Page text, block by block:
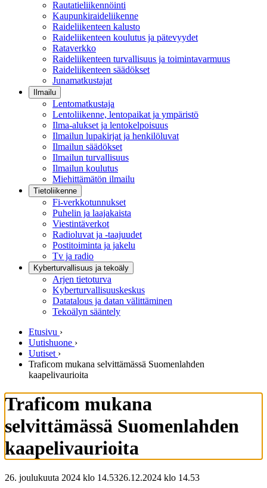
Rautatieliikennöinti
Kaupunkiraideliikenne
Raideliikenteen kalusto
Raideliikenteen koulutus ja pätevyydet
Rataverkko
Raideliikenteen turvallisuus ja toimintavarmuus
Raideliikenteen säädökset
Junamatkustajat
Ilmailu
Lentomatkustaja
Lentoliikenne, lentopaikat ja ympäristö
Ilma-alukset ja lentokelpoisuus
Ilmailun lupakirjat ja henkilöluvat
Ilmailun säädökset
Ilmailun turvallisuus
Ilmailun koulutus
Miehittämätön ilmailu
Tietoliikenne
Fi-verkkotunnukset
Puhelin ja laajakaista
Viestintäverkot
Radioluvat ja -taajuudet
Postitoiminta ja jakelu
Tv ja radio
Kyberturvallisuus ja tekoäly
Arjen tietoturva
Kyberturvallisuuskeskus
Datatalous ja datan välittäminen
Tekoälyn sääntely
Etusivu ›
Uutishuone ›
Uutiset ›
Traficom mukana selvittämässä Suomenlahden
kaapelivaurioita
Traficom mukana
selvittämässä Suomenlahden
kaapelivaurioita
26. joulukuuta 2024 klo 14.5326.12.2024 klo 14.53